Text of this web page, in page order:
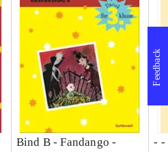
Bind B -Fandango -
- -
Feedback